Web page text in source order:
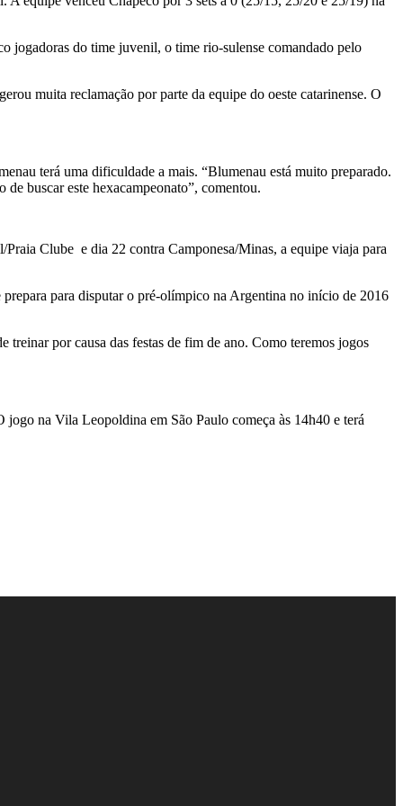
jogadoras do time juvenil, o time rio-sulense comandado pelo
muita reclamação por parte da equipe do oeste catarinense. O
terá uma dificuldade a mais. “Blumenau está muito preparado.
buscar este hexacampeonato”, comentou.
Clube e dia 22 contra Camponesa/Minas, a equipe viaja para
para disputar o pré-olímpico na Argentina no início de 2016
por causa das festas de fim de ano. Como teremos jogos
na Vila Leopoldina em São Paulo começa às 14h40 e terá